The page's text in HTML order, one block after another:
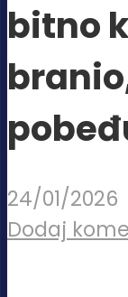
bitno
24/01/2026
Dodaj